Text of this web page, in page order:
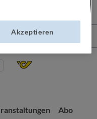
Abo
Akzeptieren